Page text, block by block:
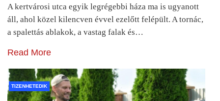
A kertvárosi utca egyik legrégebbi háza ma is ugyanott
áll, ahol közel kilencven évvel ezelőtt felépült. A tornác,
a spalettás ablakok, a vastag falak és…
Read More
TIZENHETEDIK